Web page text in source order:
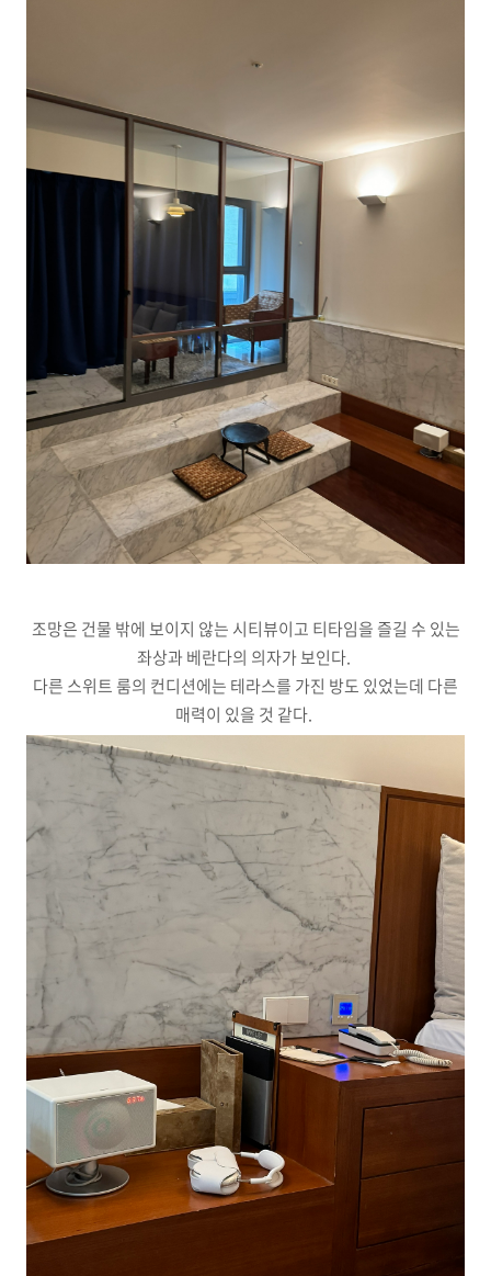
조망은 건물 밖에 보이지 않는 시티뷰이고 티타임을 즐길 수 있는
좌상과 베란다의 의자가 보인다.
다른 스위트 룸의 컨디션에는 테라스를 가진 방도 있었는데 다른
매력이 있을 것 같다.